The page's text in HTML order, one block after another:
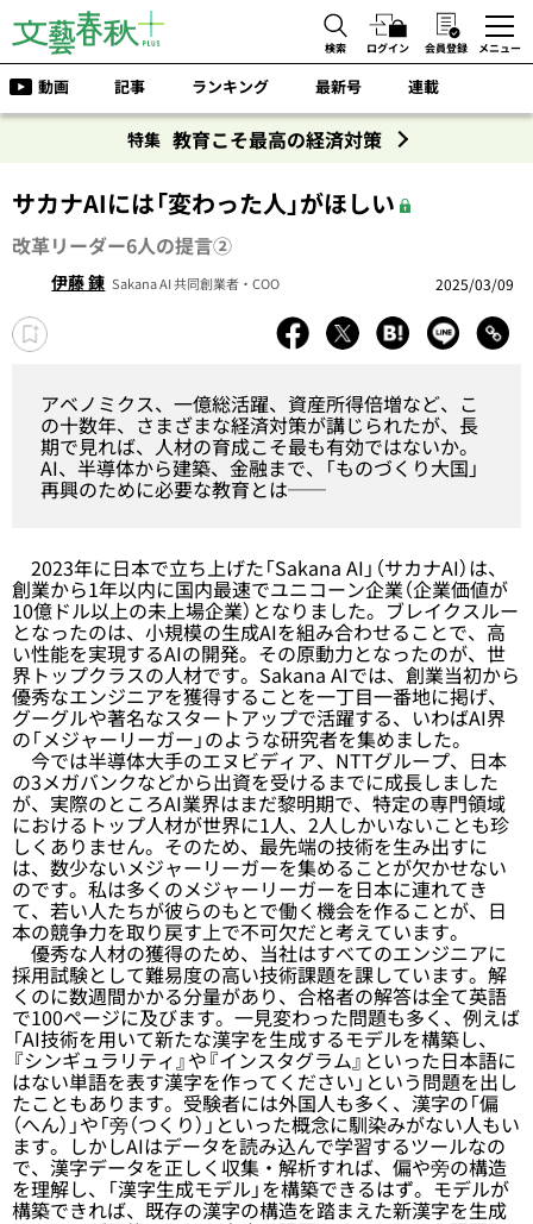
検索 ログイン 会員登録 メニュー
動画 記事 ランキング 最新号 連載
特集 教育こそ最高の経済対策
サカナAIには「変わった人」がほしい
改革リーダー6人の提言②
伊藤 錬 Sakana AI 共同創業者・COO 2025/03/09
アベノミクス、一億総活躍、資産所得倍増など、こ
の十数年、さまざまな経済対策が講じられたが、長
期で見れば、人材の育成こそ最も有効ではないか。
AI、半導体から建築、金融まで、「ものづくり大国」
再興のために必要な教育とは──
2023年に日本で立ち上げた「Sakana AI」（サカナAI）は、
創業から1年以内に国内最速でユニコーン企業（企業価値が
10億ドル以上の未上場企業）となりました。ブレイクスルー
となったのは、小規模の生成AIを組み合わせることで、高
い性能を実現するAIの開発。その原動力となったのが、世
界トップクラスの人材です。Sakana AIでは、創業当初から
優秀なエンジニアを獲得することを一丁目一番地に掲げ、
グーグルや著名なスタートアップで活躍する、いわばAI界
の「メジャーリーガー」のような研究者を集めました。
今では半導体大手のエヌビディア、NTTグループ、日本
の3メガバンクなどから出資を受けるまでに成長しました
が、実際のところAI業界はまだ黎明期で、特定の専門領域
におけるトップ人材が世界に1人、2人しかいないことも珍
しくありません。そのため、最先端の技術を生み出すに
は、数少ないメジャーリーガーを集めることが欠かせない
のです。私は多くのメジャーリーガーを日本に連れてき
て、若い人たちが彼らのもとで働く機会を作ることが、日
本の競争力を取り戻す上で不可欠だと考えています。
優秀な人材の獲得のため、当社はすべてのエンジニアに
採用試験として難易度の高い技術課題を課しています。解
くのに数週間かかる分量があり、合格者の解答は全て英語
で100ページに及びます。一見変わった問題も多く、例えば
「AI技術を用いて新たな漢字を生成するモデルを構築し、
『シンギュラリティ』や『インスタグラム』といった日本語に
はない単語を表す漢字を作ってください」という問題を出し
たこともあります。受験者には外国人も多く、漢字の「偏
（へん）」や「旁（つくり）」といった概念に馴染みがない人もい
ます。しかしAIはデータを読み込んで学習するツールなの
で、漢字データを正しく収集・解析すれば、偏や旁の構造
を理解し、「漢字生成モデル」を構築できるはず。モデルが
構築できれば、既存の漢字の構造を踏まえた新漢字を生成